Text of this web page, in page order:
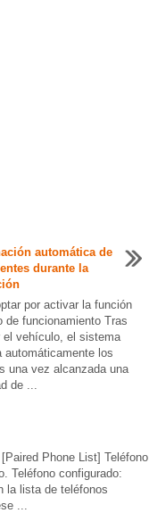
automática de
durante la
por activar la función
de funcionamiento Tras
el vehículo, el sistema
automáticamente los
una vez alcanzada una
de ...
Phone List] Teléfono
Teléfono configurado:
la lista de teléfonos
...